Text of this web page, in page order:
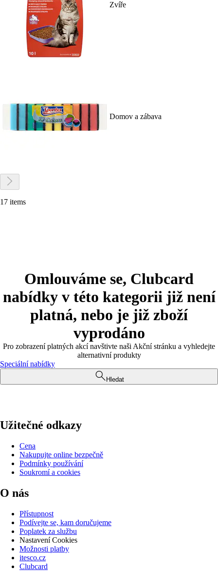
Zvíře
Domov a zábava
17 items
Omlouváme se, Clubcard
nabídky v této kategorii již není
platná, nebo je již zboží
vyprodáno
Pro zobrazení platných akcí navštivte naši Akční stránku a vyhledejte
alternativní produkty
Speciální nabídky
Hledat
Užitečné odkazy
Cena
Nakupujte online bezpečně
Podmínky používání
Soukromí a cookies
O nás
Přístupnost
Podívejte se, kam doručujeme
Poplatek za službu
Nastavení Cookies
Možnosti platby
itesco.cz
Clubcard